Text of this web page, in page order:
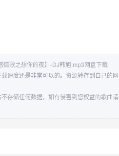
情歌之想你的夜】-DJ韩旭.mp3网盘下载
速度还是非常可以的。资源转存到自己的网
存储任何数据，如有侵害到您权益的歌曲请